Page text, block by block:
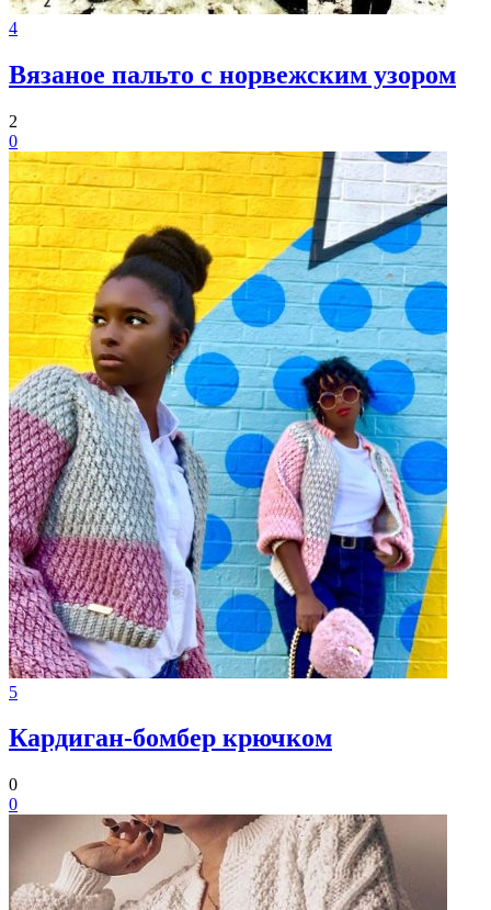
4
Вязаное пальто с норвежским узором
2
0
5
Кардиган-бомбер крючком
0
0